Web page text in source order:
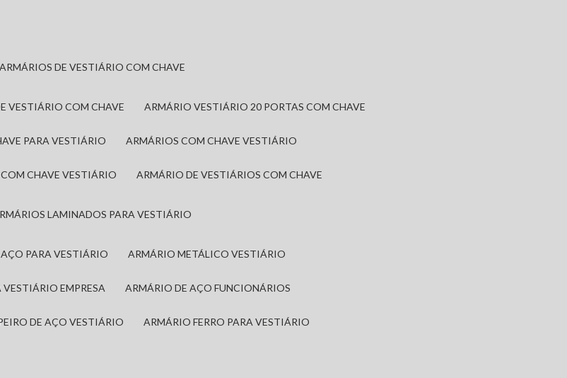
ARMÁRIOS DE VESTIÁRIO COM CHAVE
VESTIÁRIO COM CHAVE ARMÁRIO VESTIÁRIO 20 PORTAS COM CHAVE
PARA VESTIÁRIO ARMÁRIOS COM CHAVE VESTIÁRIO
COM CHAVE VESTIÁRIO ARMÁRIO DE VESTIÁRIOS COM CHAVE
ARMÁRIOS LAMINADOS PARA VESTIÁRIO
AÇO PARA VESTIÁRIO ARMÁRIO METÁLICO VESTIÁRIO
VESTIÁRIO EMPRESA ARMÁRIO DE AÇO FUNCIONÁRIOS
DE AÇO VESTIÁRIO ARMÁRIO FERRO PARA VESTIÁRIO